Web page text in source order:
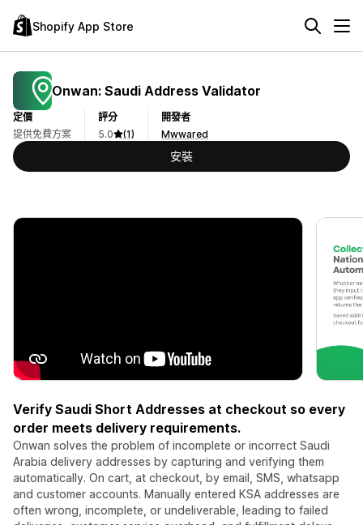
Shopify App Store
Onwan: Saudi Address Validator
定價
提供免費方案
評分
5.0
(1)
開發者
Mwwared
安裝
Verify Saudi Short Addresses at checkout so every
order meets delivery requirements.
Onwan solves the problem of incomplete or incorrect Saudi
Arabia delivery addresses by capturing and verifying them
automatically. On cart, at checkout, by email, SMS, whatsapp
and customer accounts. Manually entered KSA addresses are
often wrong, incomplete, or undeliverable, leading to failed